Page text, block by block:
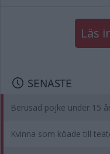
Läs
SENASTE
Berusad pojke under 15
Kvinna som köade till